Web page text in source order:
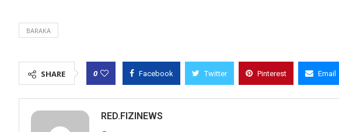
BARAKA
SHARE 0 Facebook Twitter Pinterest Email
RED.FIZINEWS